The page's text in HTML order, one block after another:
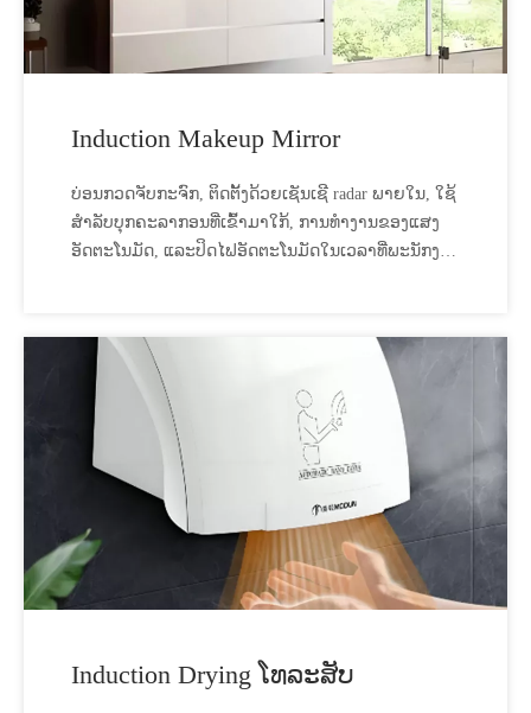
Induction Makeup Mirror
ບ່ອນກວດຈັບກະຈົກ, ຕິດຕັ້ງດ້ວຍເຊັນເຊີ radar ພາຍໃນ, ໃຊ້
ສໍາລັບບຸກຄະລາກອນທີ່ເຂົ້າມາໃກ້, ການທໍາງານຂອງແສງ
ອັດຕະໂນມັດ, ແລະປິດໄຟອັດຕະໂນມັດໃນເວລາທີ່ພະນັກງານ
Induction Drying ໂທລະສັບ